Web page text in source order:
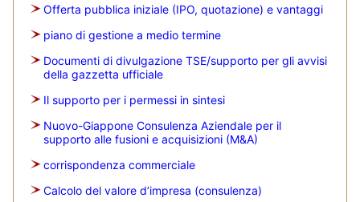
Offerta pubblica iniziale (IPO, quotazione) e vantaggi
piano di gestione a medio termine
Documenti di divulgazione TSE/supporto per gli avvisi
della gazzetta ufficiale
Il supporto per i permessi in sintesi
Nuovo-Giappone Consulenza Aziendale per il
supporto alle fusioni e acquisizioni (M&A)
corrispondenza commerciale
Calcolo del valore d’impresa (consulenza)